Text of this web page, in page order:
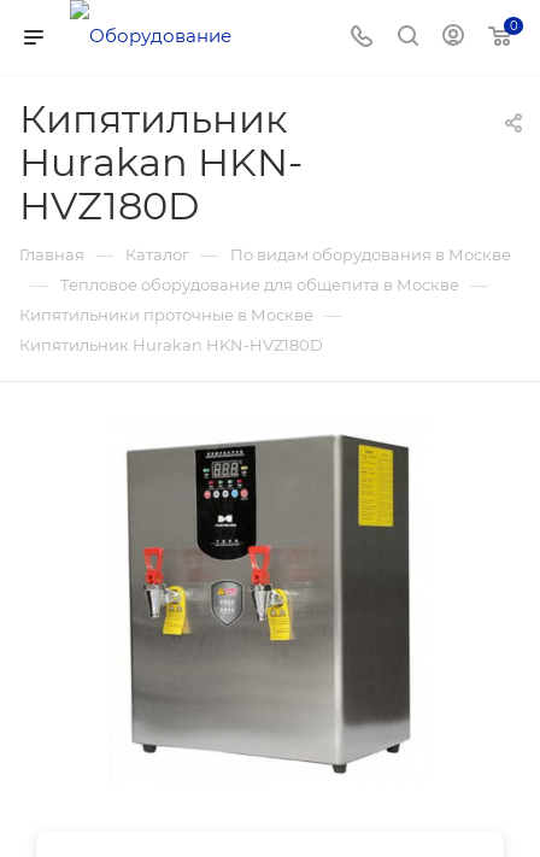
0
Кипятильник
Hurakan HKN-
HVZ180D
Главная — Каталог — По видам оборудования в Москве
— Тепловое оборудование для общепита в Москве —
Кипятильники проточные в Москве —
Кипятильник Hurakan HKN-HVZ180D